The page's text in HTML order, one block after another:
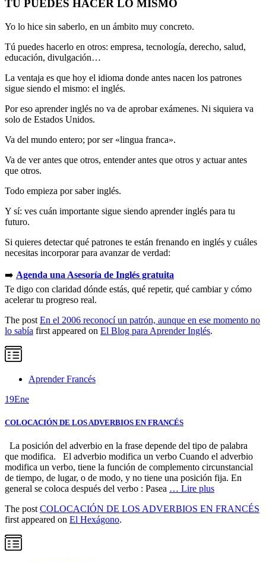
TÚ PUEDES HACER LO MISMO
Yo lo hice sin saberlo, en un ámbito muy concreto.
Tú puedes hacerlo en otros: empresa, tecnología, derecho, salud,
educación, divulgación…
La ventaja es que hoy el idioma donde antes nacen los patrones
sigue siendo el mismo: el inglés.
Por eso aprender inglés no va de aprobar exámenes. Ni siquiera va
solo de Estados Unidos.
Va del mundo entero; por ser «lingua franca».
Va de ver antes que otros, entender antes que otros y actuar antes
que otros.
Todo empieza por saber inglés.
Y sí: ves cuán importante sigue siendo aprender inglés para tu
futuro.
Si quieres detectar qué patrones te están frenando en inglés y cuáles
necesitas incorporar para avanzar de verdad:
➡️ Agenda una Asesoría de Inglés gratuita
Te digo con claridad dónde estás, qué repetir, qué cambiar y cómo
acelerar tu progreso real.
The post En el 2006 reconocí un patrón, aunque en ese momento no
lo sabía first appeared on El Blog para Aprender Inglés.
Aprender Francés
19Ene
COLOCACIÓN DE LOS ADVERBIOS EN FRANCÉS
La posición del adverbio en la frase depende del tipo de palabra
que modifica. El adverbio modifica un verbo Cuando el adverbio
modifica un verbo, tiene la función de complemento circunstancial
de tiempo, de lugar, o de modo, y no tiene una posición fija. En
general se coloca después del verbo : Pasea … Lire plus
The post COLOCACIÓN DE LOS ADVERBIOS EN FRANCÉS
first appeared on El Hexágono.